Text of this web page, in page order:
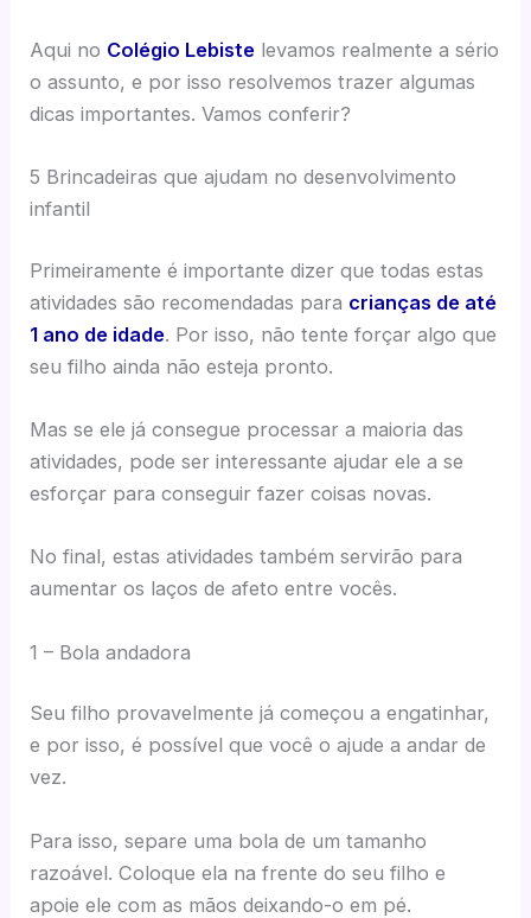
Aqui no Colégio Lebiste levamos realmente a sério
o assunto, e por isso resolvemos trazer algumas
dicas importantes. Vamos conferir?
5 Brincadeiras que ajudam no desenvolvimento
infantil
Primeiramente é importante dizer que todas estas
atividades são recomendadas para crianças de até
1 ano de idade. Por isso, não tente forçar algo que
seu filho ainda não esteja pronto.
Mas se ele já consegue processar a maioria das
atividades, pode ser interessante ajudar ele a se
esforçar para conseguir fazer coisas novas.
No final, estas atividades também servirão para
aumentar os laços de afeto entre vocês.
1 – Bola andadora
Seu filho provavelmente já começou a engatinhar,
e por isso, é possível que você o ajude a andar de
vez.
Para isso, separe uma bola de um tamanho
razoável. Coloque ela na frente do seu filho e
apoie ele com as mãos deixando-o em pé.